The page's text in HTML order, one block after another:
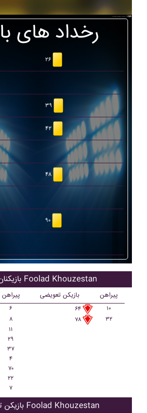
رخداد های
۲۶
۳۹
۴۲
۴۸
۹۰
بازیکنان اصلی Foolad Khouzestan
پیراهن بازیکن تعویضی پیراهن
۶ ۶۴
۱۰
۸
۷۸
۳۲
۱۱
۲۹
۳۷
۴
۷۰
۲۲
۷
بازیکن تعویضی Foolad Khouzestan